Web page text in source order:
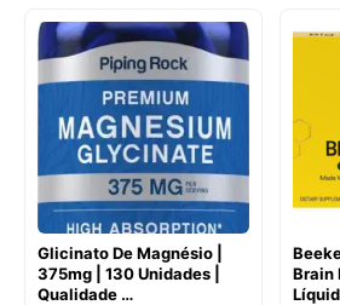
Glicinato De Magnésio |
375mg | 130 Unidades |
Qualidade …
Brain